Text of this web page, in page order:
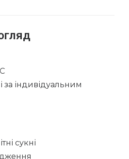
за індивідуальним
сукні